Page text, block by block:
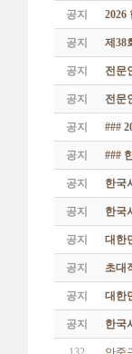
공지 2026
공지 제38
공지 전문
공지 전문
공지 ###
공지 ###
공지 한국
공지 한국
공지 대한
공지 초대
공지 대한
공지 한국